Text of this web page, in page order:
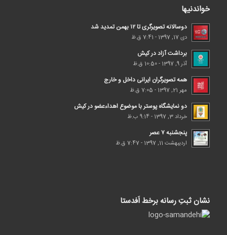
خواندنیها
دوسالانه تصویرگری تا ۱۲ بهمن تمدید شد
دی 17, 1397 - 7:41 ق.ظ
برداشت آزاد در کیش
آذر 9, 1397 - 10:50 ق.ظ
همه تصویرگران ایرانی داخل و خارج
مهر 21, 1397 - 7:05 ق.ظ
دو نمایشگاه پوستر با موضوع اهداء‌عضو در کیش
خرداد 3, 1397 - 9:14 ب.ظ
پنجشنبه ۷ عصر
اردیبهشت 11, 1397 - 7:47 ق.ظ
نشان ثبتِ رسانه برخط اَفدستا